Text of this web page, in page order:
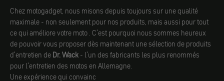
Chez motogadget, nous misons depuis toujours sur une qualité
maximale - non seulement pour nos produits, mais aussi pour tout
ce qui améliore votre moto . C'est pourquoi nous sommes heureux
de pouvoir vous proposer dès maintenant une sélection de produits
d'entretien de Dr. Wack - l'un des fabricants les plus renommés
pour l'entretien des motos en Allemagne.
Une expérience qui convainc